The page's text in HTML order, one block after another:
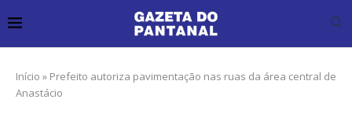
Início » Prefeito autoriza pavimentação nas ruas da área central de
Anastácio